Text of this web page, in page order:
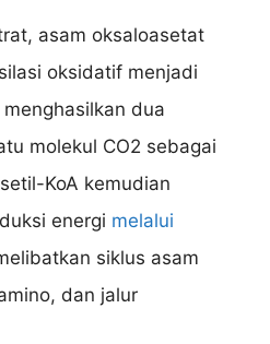
asam oksaloasetat
oksidatif menjadi
dua
molekul CO2 sebagai
KoA kemudian
energi melalui
siklus asam
dan jalur